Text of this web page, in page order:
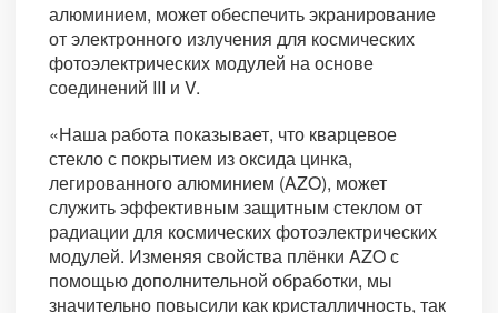
алюминием, может обеспечить экранирование
от электронного излучения для космических
фотоэлектрических модулей на основе
соединений III и V.
«Наша работа показывает, что кварцевое
стекло с покрытием из оксида цинка,
легированного алюминием (AZO), может
служить эффективным защитным стеклом от
радиации для космических фотоэлектрических
модулей. Изменяя свойства плёнки AZO с
помощью дополнительной обработки, мы
значительно повысили как кристалличность, так